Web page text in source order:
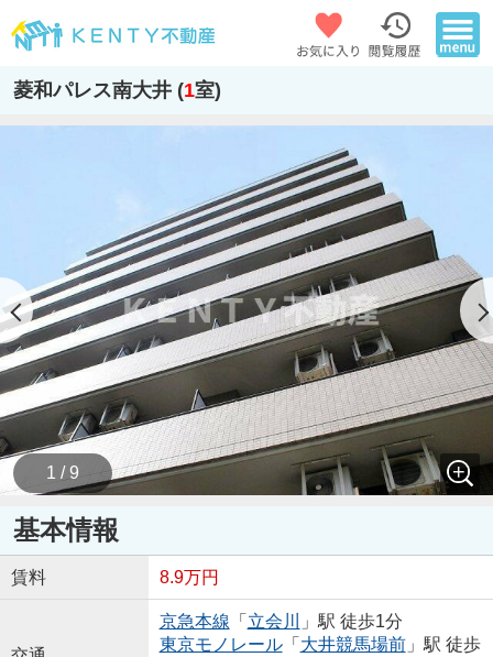
菱和パレス南大井 (1室)
1 / 9
基本情報
賃料 8.9万円
京急本線 「 立会川
」駅 徒歩1分
東京モノレール「 大井競馬場前」駅 徒歩